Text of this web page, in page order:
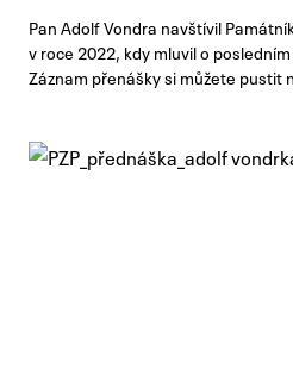
Pan Adolf Vondra navštívil
v roce 2022, kdy mluvil o
Záznam přenášky si můžete pustit